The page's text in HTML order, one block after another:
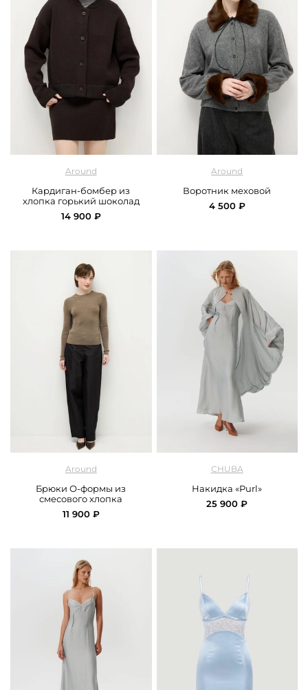
Around
Кардиган-бомбер из
хлопка горький шоколад
14 900 ₽
Around
Воротник меховой
4 500 ₽
Around
Брюки О-формы из
смесового хлопка
11 900 ₽
CHUBA
Накидка «Purl»
25 900 ₽